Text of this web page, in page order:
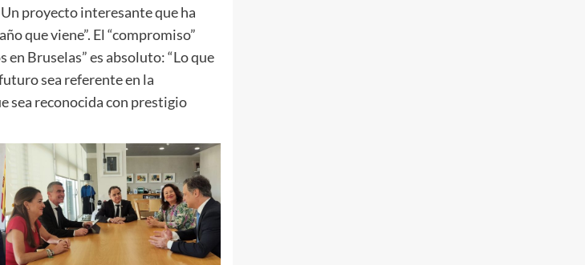
proyecto interesante que ha
que viene”. El “compromiso”
en Bruselas” es absoluto: “Lo que
sea referente en la
sea reconocida con prestigio